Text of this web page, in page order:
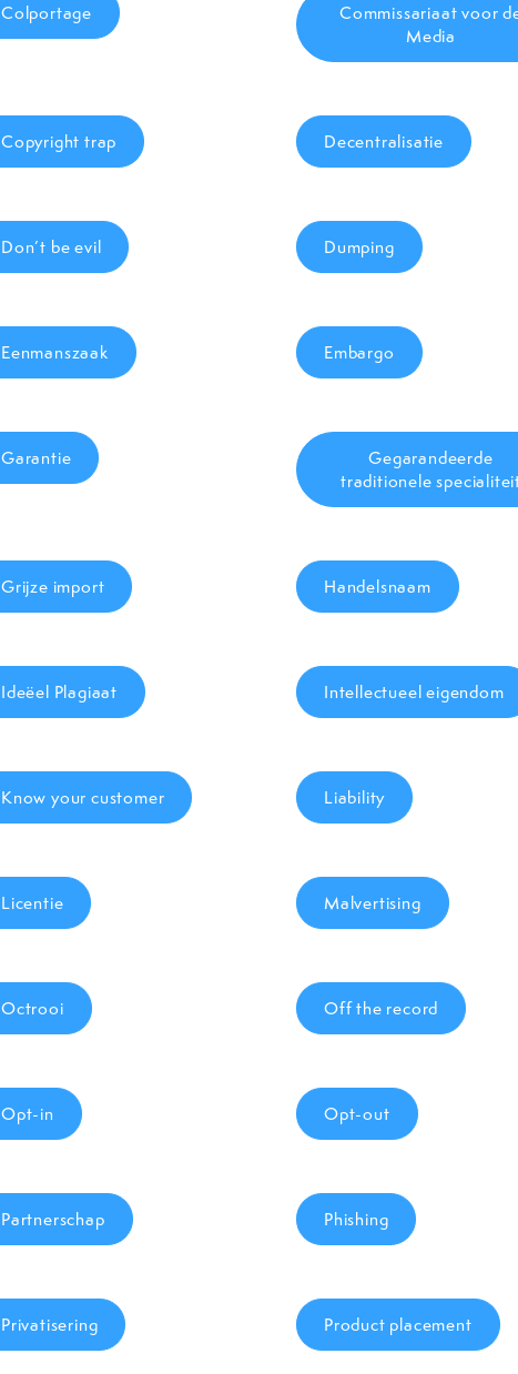
Colportage
Commissariaat voor
Media
Copyright trap Decentralisatie
Don’t be evil Dumping
Eenmanszaak Embargo
Garantie
Gegarandeerde
traditionele
Grijze import Handelsnaam
Ideëel Plagiaat Intellectueel eigendom
Know your customer Liability
Licentie Malvertising
Octrooi Off the record
Opt-in Opt-out
Partnerschap Phishing
Privatisering Product placement